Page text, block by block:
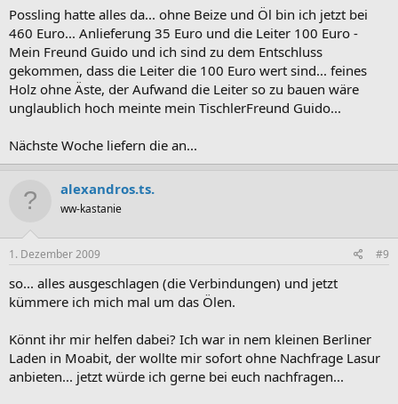
Possling hatte alles da... ohne Beize und Öl bin ich jetzt bei
460 Euro... Anlieferung 35 Euro und die Leiter 100 Euro -
Mein Freund Guido und ich sind zu dem Entschluss
gekommen, dass die Leiter die 100 Euro wert sind... feines
Holz ohne Äste, der Aufwand die Leiter so zu bauen wäre
unglaublich hoch meinte mein TischlerFreund Guido...
Nächste Woche liefern die an...
alexandros.ts.
ww-kastanie
1. Dezember 2009 #9
so... alles ausgeschlagen (die Verbindungen) und jetzt
kümmere ich mich mal um das Ölen.
Könnt ihr mir helfen dabei? Ich war in nem kleinen Berliner
Laden in Moabit, der wollte mir sofort ohne Nachfrage Lasur
anbieten... jetzt würde ich gerne bei euch nachfragen...